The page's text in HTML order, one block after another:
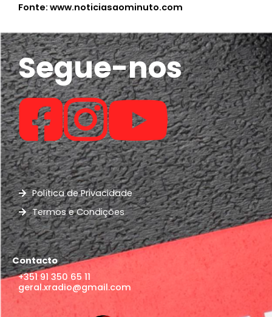
Fonte: www.noticiasaominuto.com
Segue-nos
Política de Privacidade
Termos e Condições
Contacto
+351 91 350 65 11
geral.xradio@gmail.com